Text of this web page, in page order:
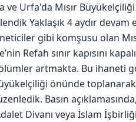
ve Urfa'da Mısır
Yaklaşık 4 aydır
gibi komşusu olan
Refah sınır kapısını
ölümler artmakta. Bu ihaneti
önünde toplanarak
Basın
Divanı veya İslam İşbirliği